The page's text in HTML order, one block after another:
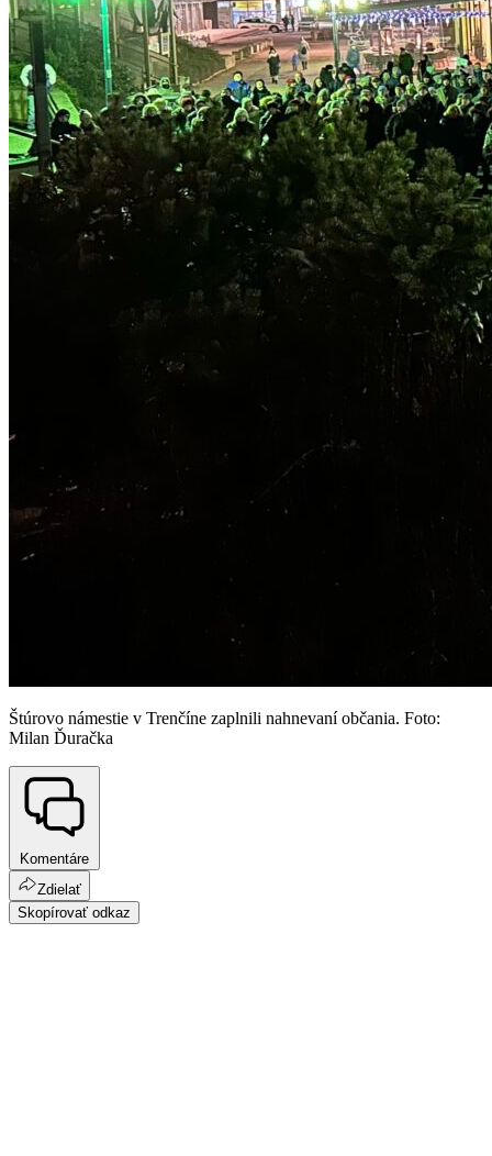
Štúrovo námestie v Trenčíne zaplnili nahnevaní občania. Foto:
Milan Ďuračka
Komentáre
Zdielať
Skopírovať odkaz